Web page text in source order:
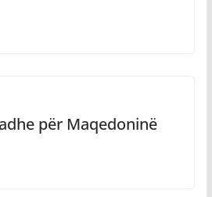
për Maqedoninë